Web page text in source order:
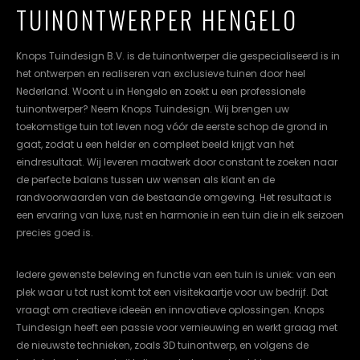
NL EN DE
TUINONTWERPER HENGELO
Knops Tuindesign B.V. is de tuinontwerper die gespecialiseerd is in
het ontwerpen en realiseren van exclusieve tuinen door heel
Nederland. Woont u in Hengelo en zoekt u een professionele
tuinontwerper? Neem Knops Tuindesign. Wij brengen uw
toekomstige tuin tot leven nog vóór de eerste schop de grond in
gaat, zodat u een helder en compleet beeld krijgt van het
eindresultaat. Wij leveren maatwerk door constant te zoeken naar
de perfecte balans tussen uw wensen als klant en de
randvoorwaarden van de bestaande omgeving. Het resultaat is
een ervaring van luxe, rust en harmonie in een tuin die in elk seizoen
precies goed is.
Iedere gewenste beleving en functie van een tuin is uniek: van een
plek waar u tot rust komt tot een visitekaartje voor uw bedrijf. Dat
vraagt om creatieve ideeën en innovatieve oplossingen. Knops
Tuindesign heeft een passie voor vernieuwing en werkt graag met
de nieuwste technieken, zoals 3D tuinontwerp, en volgens de
cookievoorkeuren
instellen.
COOKIE-
INSTELLINGEN
ALLES
AFWIJZEN
ALLE
COOKIES
ACCEPTEREN